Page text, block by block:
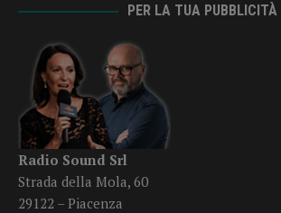
PER LA TUA PUBBLICITÀ
Radio Sound Srl
Strada della Mola, 60
29122 – Piacenza